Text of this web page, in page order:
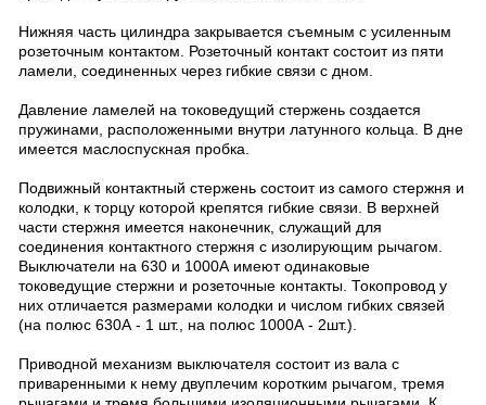
Нижняя часть цилиндра закрывается съемным с усиленным
розеточным контактом. Розеточный контакт состоит из пяти
ламели, соединенных через гибкие связи с дном.
Давление ламелей на токоведущий стержень создается
пружинами, расположенными внутри латунного кольца. В дне
имеется маслоспускная пробка.
Подвижный контактный стержень состоит из самого стержня и
колодки, к торцу которой крепятся гибкие связи. В верхней
части стержня имеется наконечник, служащий для
соединения контактного стержня с изолирующим рычагом.
Выключатели на 630 и 1000А имеют одинаковые
токоведущие стержни и розеточные контакты. Токопровод у
них отличается размерами колодки и числом гибких связей
(на полюс 630А - 1 шт., на полюс 1000А - 2шт.).
Приводной механизм выключателя состоит из вала с
приваренными к нему двуплечим коротким рычагом, тремя